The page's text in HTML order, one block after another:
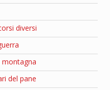
diversi
montagna
del pane